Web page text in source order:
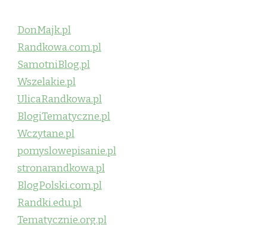
DonMajk.pl
Randkowa.com.pl
SamotniBlog.pl
Wszelakie.pl
UlicaRandkowa.pl
BlogiTematyczne.pl
Wczytane.pl
pomyslowepisanie.pl
stronarandkowa.pl
BlogPolski.com.pl
Randki.edu.pl
Tematycznie.org.pl